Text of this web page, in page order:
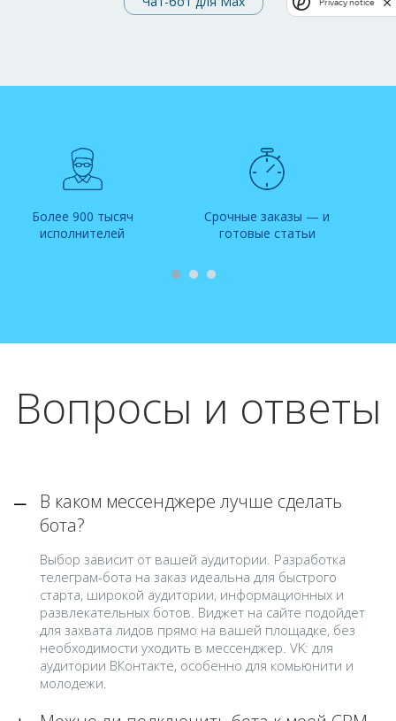
Более 900 тысяч
исполнителей
Срочные заказы — и
готовые статьи
Вопросы и ответы
В каком мессенджере лучше сделать
бота?
Выбор зависит от вашей аудитории. Разработка
телеграм-бота на заказ идеальна для быстрого
старта, широкой аудитории, информационных и
развлекательных ботов. Виджет на сайте подойдет
для захвата лидов прямо на вашей площадке, без
необходимости уходить в мессенджер. VK: для
аудитории ВКонтакте, особенно для комьюнити и
молодежи.